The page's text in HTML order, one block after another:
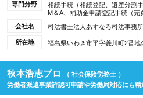
専門分野
相続手続（相続登記、遺産分割
M＆A、補助金申請登記手続（売
会社名
司法書士法人あすなろ司法事務所
所在地 福島県いわき市平字菱川町2番地
秋本浩志プロ
（ 社会保険労務士 ）
労働者派遣事業許認可申請や労働局対応にも精